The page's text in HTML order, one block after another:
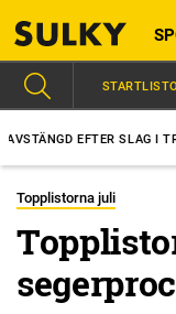
EFTER SLAG I
Topplistorna juli